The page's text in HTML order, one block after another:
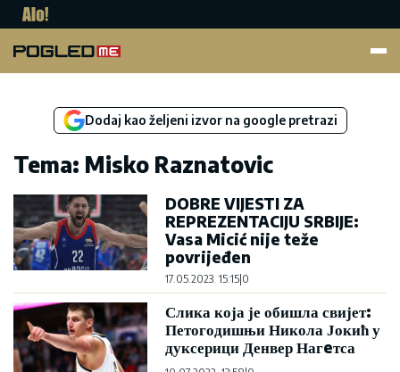
Dodaj kao željeni izvor na google pretrazi
Tema: Misko Raznatovic
DOBRE VIJESTI ZA
REPREZENTACIJU SRBIJE:
Vasa Micić nije teže
povrijeđen
17.05.2023. 15:15 0
Слика која је обишла свијет:
Петогодишњи Никола Јокић у
дуксерици Денвер Нагeтса